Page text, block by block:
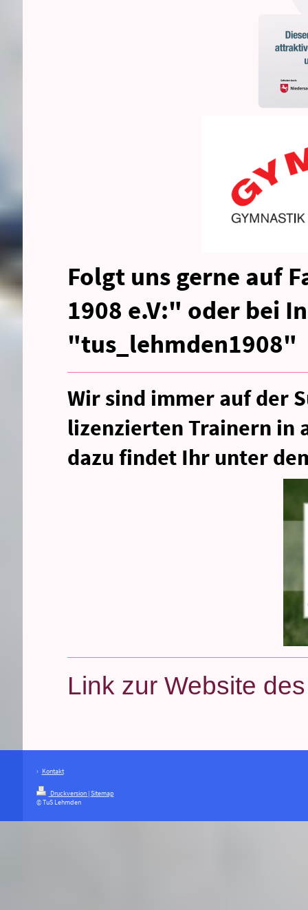
Folgt uns gerne auf
1908 e.V:" oder bei
"tus_lehmden1908"
Wir sind immer auf der
lizenzierten Trainern in
dazu findet Ihr unter
Link zur Website
Kontakt
Druckversion | Sitemap
© TuS Lehmden